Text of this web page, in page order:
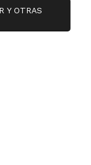
Y OTRAS